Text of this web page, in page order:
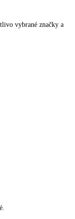
vybrané značky a